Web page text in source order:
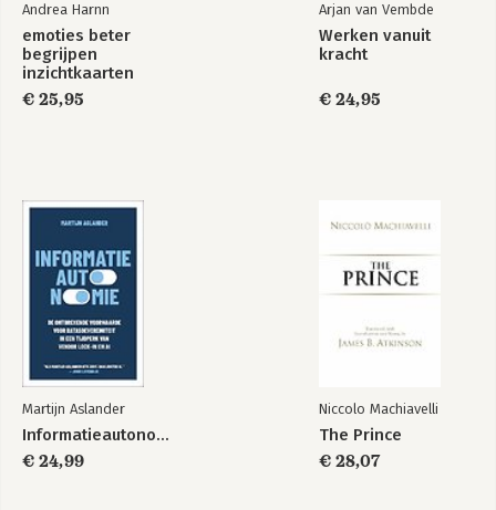
Andrea Harnn
emoties beter
begrijpen
inzichtkaarten
€ 25,95
Arjan van Vembde
Werken vanuit
kracht
€ 24,95
Martijn Aslander
Informatieautonomie
€ 24,99
Niccolo Machiavelli
The Prince
€ 28,07